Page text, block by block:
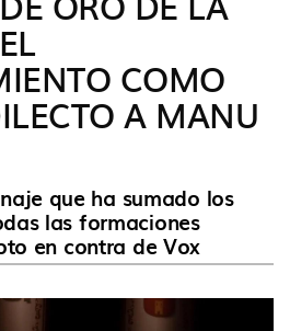
idioma
COMO
A MANU
que ha sumado los
las formaciones
en contra de Vox